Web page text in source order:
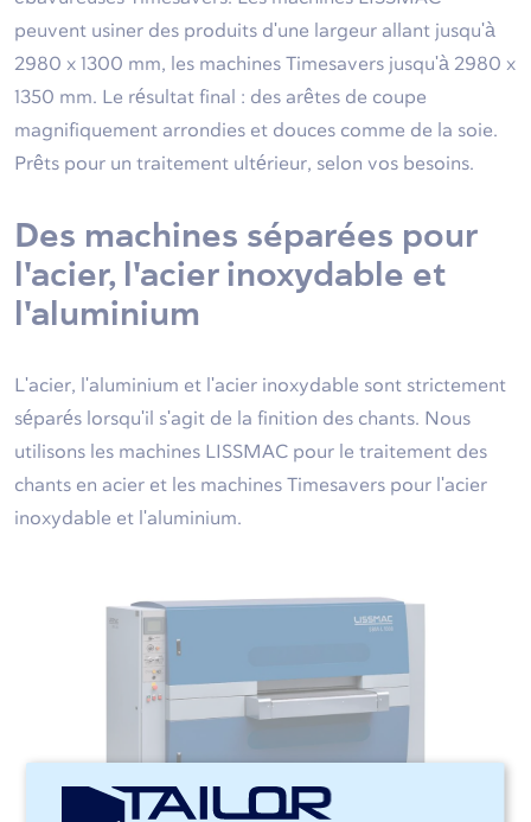
peuvent usiner des produits d'une largeur allant jusqu'à
2980 x 1300 mm, les machines Timesavers jusqu'à 2980 x
1350 mm. Le résultat final : des arêtes de coupe
magnifiquement arrondies et douces comme de la soie.
Prêts pour un traitement ultérieur, selon vos besoins.
Des machines séparées pour
l'acier, l'acier inoxydable et
l'aluminium
L'acier, l'aluminium et l'acier inoxydable sont strictement
séparés lorsqu'il s'agit de la finition des chants. Nous
utilisons les machines LISSMAC pour le traitement des
chants en acier et les machines Timesavers pour l'acier
inoxydable et l'aluminium.